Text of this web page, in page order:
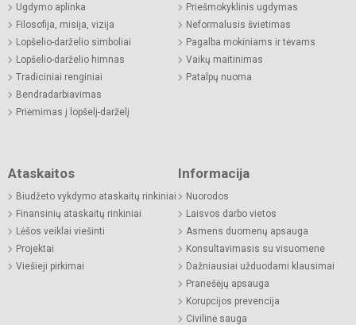
Ugdymo aplinka
Filosofija, misija, vizija
Lopšelio-darželio simboliai
Lopšelio-darželio himnas
Tradiciniai renginiai
Bendradarbiavimas
Priėmimas į lopšelį-darželį
Priešmokyklinis ugdymas
Neformalusis švietimas
Pagalba mokiniams ir tėvams
Vaikų maitinimas
Patalpų nuoma
Ataskaitos
Biudžeto vykdymo ataskaitų rinkiniai
Finansinių ataskaitų rinkiniai
Lėšos veiklai viešinti
Projektai
Viešieji pirkimai
Informacija
Nuorodos
Laisvos darbo vietos
Asmens duomenų apsauga
Konsultavimasis su visuomene
Dažniausiai užduodami klausimai
Pranešėjų apsauga
Korupcijos prevencija
Civilinė sauga